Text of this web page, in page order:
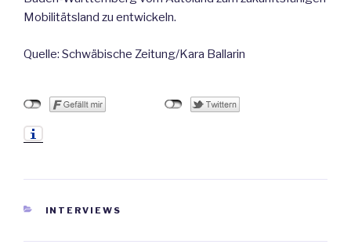
Mobilitätsland zu entwickeln.
Quelle: Schwäbische Zeitung/Kara Ballarin
KATEGORIEN
INTERVIEWS